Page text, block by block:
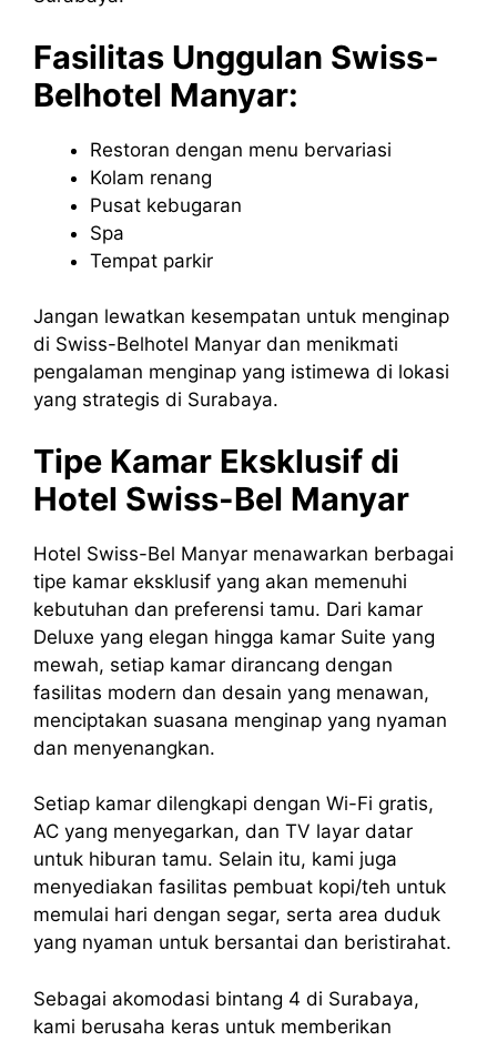
Fasilitas Unggulan Swiss-
Belhotel Manyar:
Restoran dengan menu bervariasi
Kolam renang
Pusat kebugaran
Spa
Tempat parkir
Jangan lewatkan kesempatan untuk menginap
di Swiss-Belhotel Manyar dan menikmati
pengalaman menginap yang istimewa di lokasi
yang strategis di Surabaya.
Tipe Kamar Eksklusif di
Hotel Swiss-Bel Manyar
Hotel Swiss-Bel Manyar menawarkan berbagai
tipe kamar eksklusif yang akan memenuhi
kebutuhan dan preferensi tamu. Dari kamar
Deluxe yang elegan hingga kamar Suite yang
mewah, setiap kamar dirancang dengan
fasilitas modern dan desain yang menawan,
menciptakan suasana menginap yang nyaman
dan menyenangkan.
Setiap kamar dilengkapi dengan Wi-Fi gratis,
AC yang menyegarkan, dan TV layar datar
untuk hiburan tamu. Selain itu, kami juga
menyediakan fasilitas pembuat kopi/teh untuk
memulai hari dengan segar, serta area duduk
yang nyaman untuk bersantai dan beristirahat.
Sebagai akomodasi bintang 4 di Surabaya,
kami berusaha keras untuk memberikan